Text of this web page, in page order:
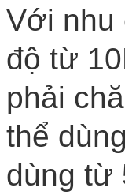
Với nhu
độ từ
phải
thể
dùng từ